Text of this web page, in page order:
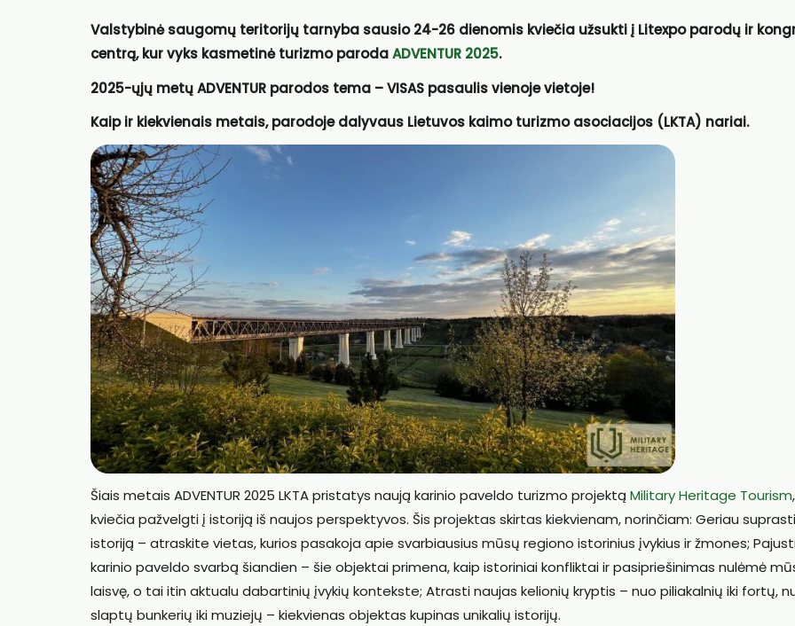
Valstybinė saugomų teritorijų tarnyba sausio 24-26 dienomis kviečia užsukti į Litexpo parodų ir
centrą, kur vyks kasmetinė turizmo parodaADVENTUR 2025.
2025-ųjų metų ADVENTUR parodos tema – VISAS pasaulis vienoje vietoje!
Kaip ir kiekvienais metais, parodoje dalyvaus Lietuvos kaimo turizmo asociacijos (LKTA) nariai.
Šiais metais ADVENTUR 2025 LKTA pristatys naują karinio paveldo turizmo projektą Military Heritage Tourism
kviečia pažvelgti į istoriją iš naujos perspektyvos. Šis projektas skirtas kiekvienam, norinčiam: Geriau suprasti
istoriją – atraskite vietas, kurios pasakoja apie svarbiausius mūsų regiono istorinius įvykius ir žmones;
karinio paveldo svarbą šiandien – šie objektai primena, kaip istoriniai konfliktai ir pasipriešinimas nulėmė
laisvę, o tai itin aktualu dabartinių įvykių kontekste; Atrasti naujas kelionių kryptis – nuo piliakalnių iki fortų,
slaptų bunkerių iki muziejų – kiekvienas objektas kupinas unikalių istorijų.